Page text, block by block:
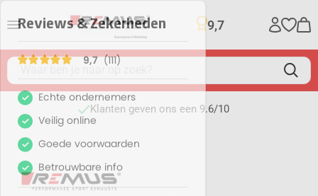
9,7
Klanten geven ons een 9.6/10